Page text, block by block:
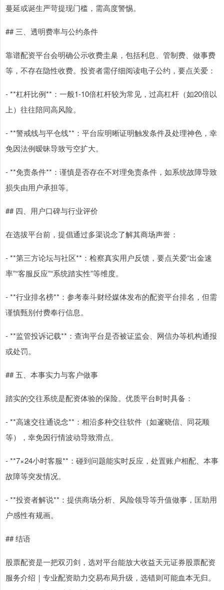
蔓延或诞生严苛提现门槛，需高度警惕。
## 三、透明费率与公约条件
靠谱配资平台会明确公示收费圭臬，包括利息、管制费、做事费
等，不存在隐性收费。投资者需仔细阅读电子公约，要点关爱：
- **杠杆比例**：一般1-10倍杠杆较为常见，过高杠杆（如20倍以
上）往往陪同高风险。
- **警戒线与平仓线**：平台应明晰证明触发条件及处理神色，幸
免因法例暧昧导致亏空扩大。
- **免责条件**：谨慎是否存在不对理免责条件，如系统故障导致
损失由用户承担等。
## 四、用户口碑与行业评价
在选拔平台前，提倡通过多渠说念了解其商场声誉：
- **第三方论坛与社区**：检察真实用户反馈，要点关爱“出金速
率”“客服反应”“系统踏实性”等维度。
- **行业排名榜**：参考泰斗财经媒体发布的配资平台排名，但需
谨慎甄别付费奉行信息。
- **监管投诉记载**：查询平台是否被证监会、网信办等机构通报
或处罚。
## 五、本事实力与客户做事
踏实的交往系统是配资体验的保险。优质平台时时具备：
- **高速交往通说念**：相沿多种交往软件（如邃晓信、同花顺
等），幸免因行情波动导致滑点。
- **7×24小时客服**：碰到问题能实时反应，处置账户相配、本事
故障等突发情况。
- **投资者解说**：提供商场分析、风险领导等升值做事，匡助用
户感性有规画。
## 结语
股票配资是一把双刃剑，选对平台能放大收益天元证券股票配资
服务介绍｜专业配资助力交易布局升级，选错则可能血本无归。